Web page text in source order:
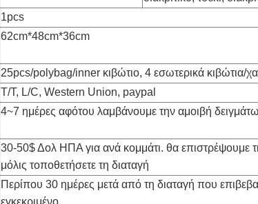
1pcs
62cm*48cm*36cm
25pcs/polybag/inner κιβώτιο, 4 εσωτερικά κιβώτια/
T/T, L/C, Western Union, paypal
4~7 ημέρες αφότου λαμβάνουμε την αμοιβή
30-50$ Δολ ΗΠΑ για ανά κομμάτι. θα επιστρέψουμε
μόλις τοποθετήσετε τη διαταγή
Περίπου 30 ημέρες μετά από τη διαταγή που